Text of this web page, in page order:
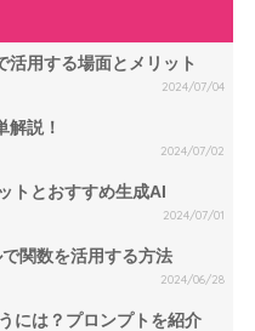
活用する場面とメリット
2024/07/04
解説！
2024/07/02
トとおすすめ生成AI
2024/07/01
関数を活用する方法
2024/06/28
には？プロンプトを紹介